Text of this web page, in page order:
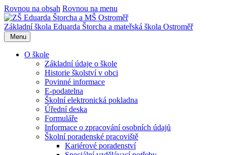
Rovnou na obsah Rovnou na menu
Základní škola Eduarda Štorcha a mateřská škola Ostroměř
Menu
O škole
Základní údaje o škole
Historie školství v obci
Povinné informace
E-podatelna
Školní elektronická pokladna
Úřední deska
Formuláře
Informace o zpracování osobních údajů
Školní poradenské pracoviště
Kariérové poradenství